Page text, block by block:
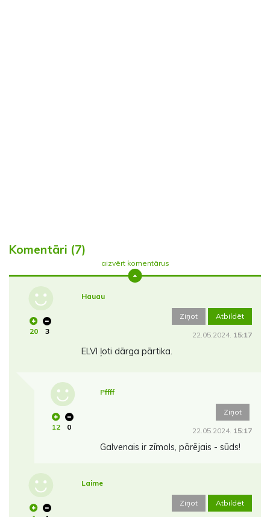
Komentāri (7)
aizvērt komentārus
20 3
Hauau
Ziņot Atbildēt
22.05.2024. 15:17
ELVI ļoti dārga pārtika.
12 0
Pffff
Ziņot
22.05.2024. 15:17
Galvenais ir zīmols, pārējais - sūds!
Laime
Ziņot Atbildēt